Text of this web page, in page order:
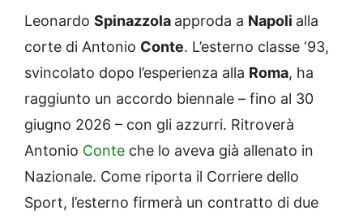
Leonardo Spinazzola approda a Napoli alla
corte di Antonio Conte. L’esterno classe ‘93,
svincolato dopo l’esperienza alla Roma, ha
raggiunto un accordo biennale – fino al 30
giugno 2026 – con gli azzurri. Ritroverà
Antonio Conte che lo aveva già allenato in
Nazionale. Come riporta il Corriere dello
Sport, l’esterno firmerà un contratto di due